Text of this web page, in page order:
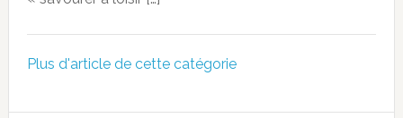
Plus d'article de cette catégorie